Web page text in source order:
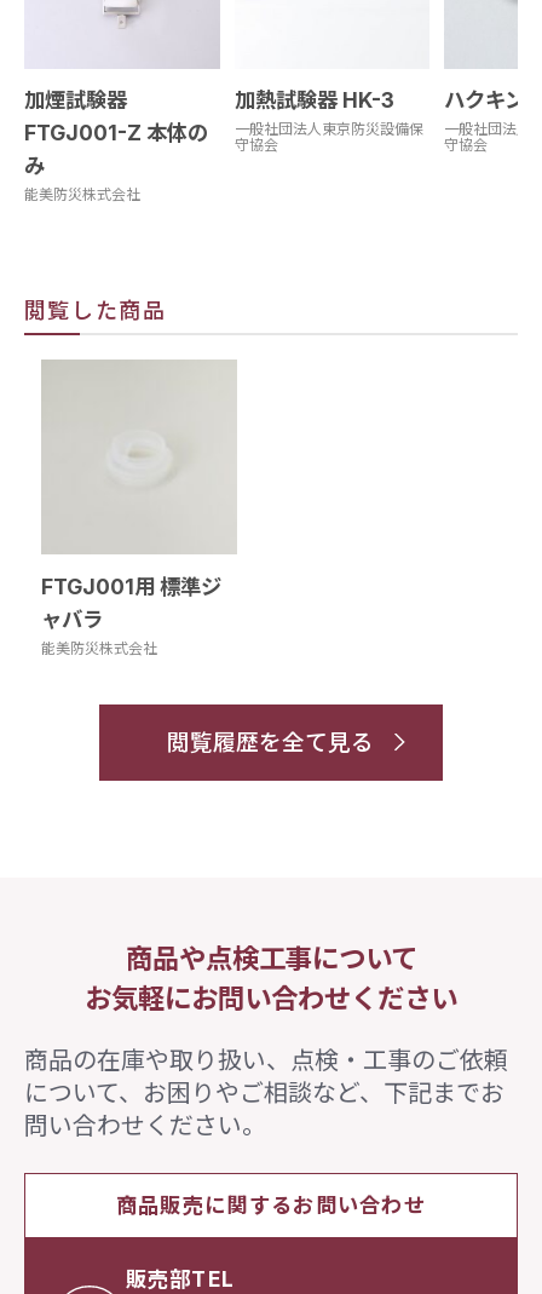
加煙試験器
FTGJ001-Z 本体の
み
能美防災株式会社
加熱試験器 HK-3
一般社団法人東京防災設備保
守協会
ハクキン
一般社団法人
守協会
閲覧した商品
FTGJ001用 標準ジ
ャバラ
能美防災株式会社
閲覧履歴を全て見る
商品や点検工事について
お気軽にお問い合わせください
商品の在庫や取り扱い、点検・工事のご依頼
について、 お困りやご相談など、下記までお
問い合わせください。
商品販売に関するお問い合わせ
販売部TEL